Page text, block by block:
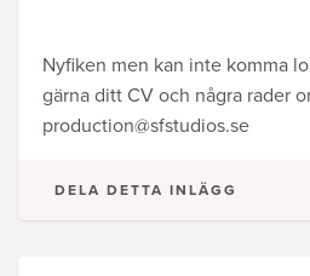
Nyfiken men kan inte komma
gärna ditt CV och några rader
production@sfstudios.se
DELA DETTA INLÄGG